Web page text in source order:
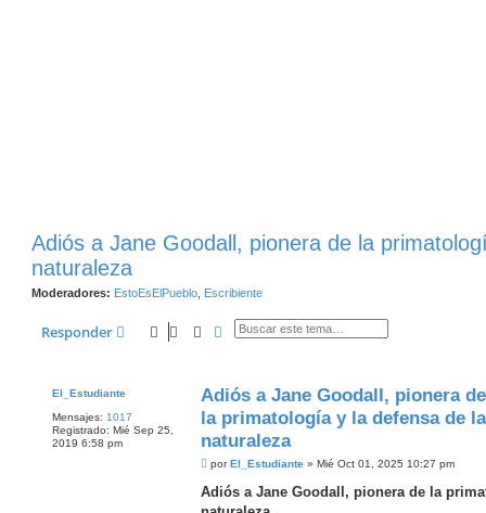
Adiós a Jane Goodall, pionera de la
naturaleza
Moderadores: EstoEsElPueblo Escribiente
Responder BuscarBúsqueda Avanzada
El_Estudiante
Mensajes: 1017
Registrado: Mié Sep 25,
2019 6:58 pm
Adiós a Jane Goodall, pionera de
la primatología y la defensa de la
naturaleza
M
n
porEl_Estudiante» Mié Oct 01, 2025 10:27 pm
Adiós a Jane Goodall, pionera de la